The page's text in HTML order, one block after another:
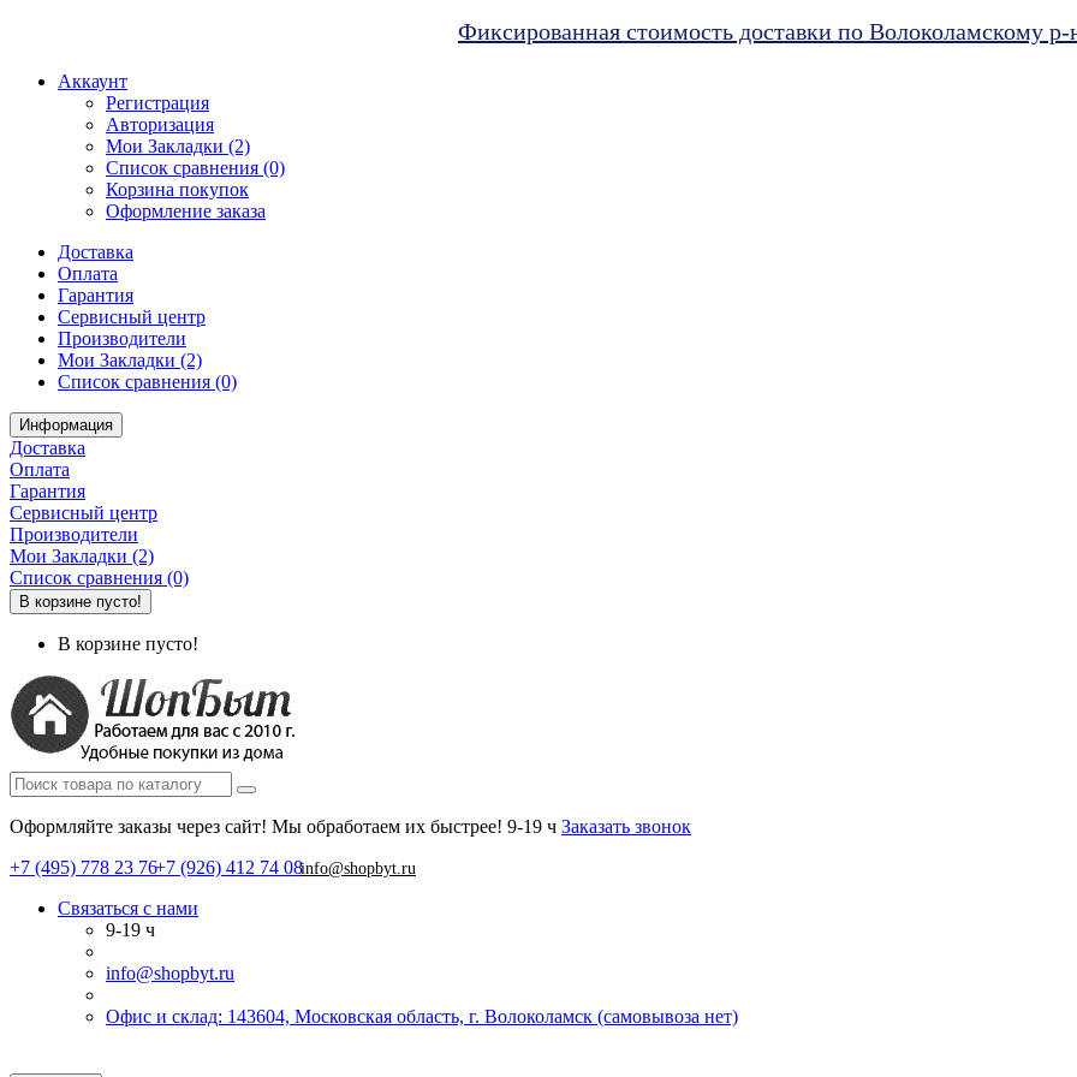
Фиксированная стоимость доставки по Волоколамскому р-
Аккаунт
Регистрация
Авторизация
Мои Закладки (2)
Список сравнения (0)
Корзина покупок
Оформление заказа
Доставка
Оплата
Гарантия
Сервисный центр
Производители
Мои Закладки (2)
Список сравнения (0)
Информация
Доставка
Оплата
Гарантия
Сервисный центр
Производители
Мои Закладки (2)
Список сравнения (0)
В корзине пусто!
В корзине пусто!
Оформляйте заказы через сайт! Мы обработаем их быстрее! 9-19 ч Заказать звонок
+7 (495) 778 23 76+7 (926) 412 74 08info@shopbyt.ru
Связаться с нами
9-19 ч
info@shopbyt.ru
Офис и склад: 143604, Московская область, г. Волоколамск (самовывоза нет)